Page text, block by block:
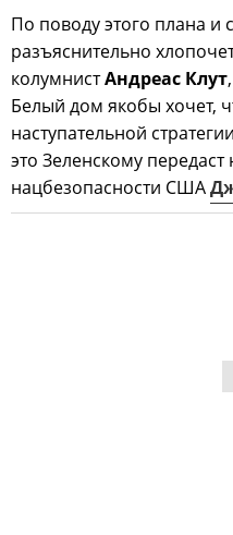
По поводу этого плана и
разъяснительно
колумнистАндреас Клут
Белый дом якобы хочет,
наступательной
это Зеленскому
нацбезопасности США